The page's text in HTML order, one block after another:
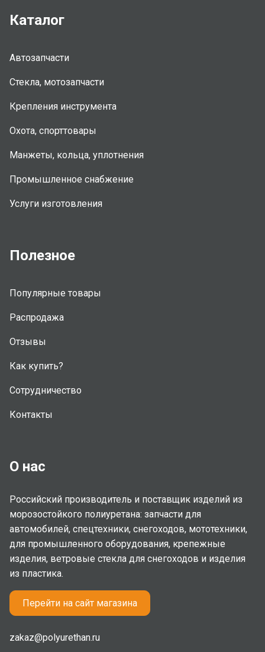
Каталог
Автозапчасти
Стекла, мотозапчасти
Крепления инструмента
Охота, спорттовары
Манжеты, кольца, уплотнения
Промышленное снабжение
Услуги изготовления
Полезное
Популярные товары
Распродажа
Отзывы
Как купить?
Сотрудничество
Контакты
О нас
Российский производитель и поставщик изделий из
морозостойкого полиуретана: запчасти для
автомобилей, спецтехники, снегоходов, мототехники,
для промышленного оборудования, крепежные
изделия, ветровые стекла для снегоходов и изделия
из пластика.
Перейти на сайт магазина
zakaz@polyurethan.ru